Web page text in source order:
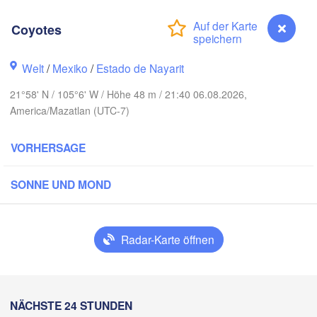
Coyotes
Welt/Mexiko /Estado de Nayarit
21°58' N / 105°6' W / Höhe 48 m / 21:40 06.08.2026,
America/Mazatlan (UTC-7)
VORHERSAGE
SONNE UND MOND
Radar-Karte öffnen
NÄCHSTE 24 STUNDEN
Chihuahua
Durango
Hidalgo